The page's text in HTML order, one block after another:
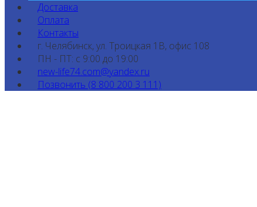
Доставка
Оплата
Контакты
г. Челябинск, ул. Троицкая 1В, офис 108
ПН - ПТ: с 9:00 до 19:00
new-life74.com@yandex.ru
Позвонить (8 800 200 3 111)